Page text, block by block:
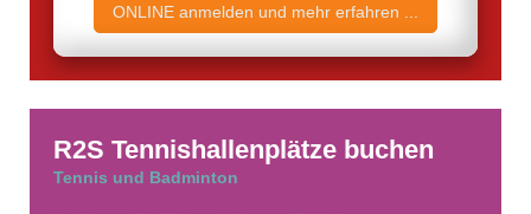
ONLINE anmelden und mehr erfahren ...
R2S​ Tennishallenplätze buchen
Tennis und Badminton